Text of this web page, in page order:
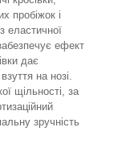
пробіжок і
еластичної
ефект
дає
на нозі.
щільності, за
зручність